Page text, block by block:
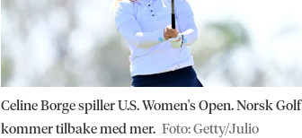
Celine Borge spiller U.S. Women's Open. Norsk Golf
kommer tilbake med mer. Foto: Getty/Julio